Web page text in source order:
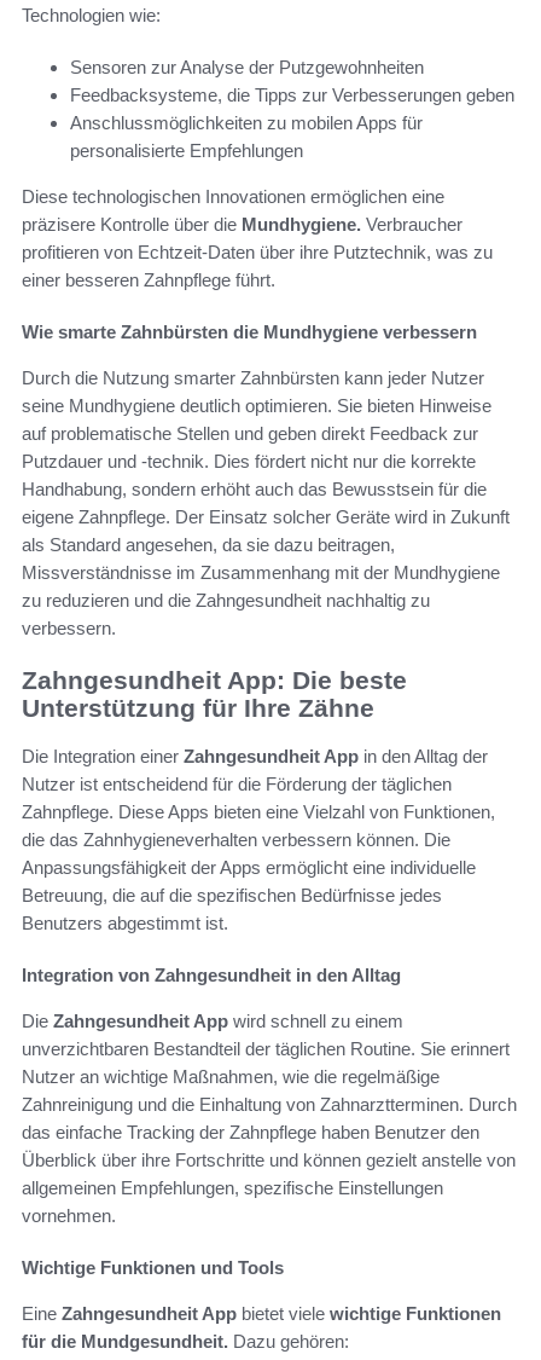
Technologien wie:
Sensoren zur Analyse der Putzgewohnheiten
Feedbacksysteme, die Tipps zur Verbesserungen geben
Anschlussmöglichkeiten zu mobilen Apps für
personalisierte Empfehlungen
Diese technologischen Innovationen ermöglichen eine
präzisere Kontrolle über die Mundhygiene. Verbraucher
profitieren von Echtzeit-Daten über ihre Putztechnik, was zu
einer besseren Zahnpflege führt.
Wie smarte Zahnbürsten die Mundhygiene verbessern
Durch die Nutzung smarter Zahnbürsten kann jeder Nutzer
seine Mundhygiene deutlich optimieren. Sie bieten Hinweise
auf problematische Stellen und geben direkt Feedback zur
Putzdauer und -technik. Dies fördert nicht nur die korrekte
Handhabung, sondern erhöht auch das Bewusstsein für die
eigene Zahnpflege. Der Einsatz solcher Geräte wird in Zukunft
als Standard angesehen, da sie dazu beitragen,
Missverständnisse im Zusammenhang mit der Mundhygiene
zu reduzieren und die Zahngesundheit nachhaltig zu
verbessern.
Zahngesundheit App: Die beste
Unterstützung für Ihre Zähne
Die Integration einer Zahngesundheit App in den Alltag der
Nutzer ist entscheidend für die Förderung der täglichen
Zahnpflege. Diese Apps bieten eine Vielzahl von Funktionen,
die das Zahnhygieneverhalten verbessern können. Die
Anpassungsfähigkeit der Apps ermöglicht eine individuelle
Betreuung, die auf die spezifischen Bedürfnisse jedes
Benutzers abgestimmt ist.
Integration von Zahngesundheit in den Alltag
Die Zahngesundheit App wird schnell zu einem
unverzichtbaren Bestandteil der täglichen Routine. Sie erinnert
Nutzer an wichtige Maßnahmen, wie die regelmäßige
Zahnreinigung und die Einhaltung von Zahnarztterminen. Durch
das einfache Tracking der Zahnpflege haben Benutzer den
Überblick über ihre Fortschritte und können gezielt anstelle von
allgemeinen Empfehlungen, spezifische Einstellungen
vornehmen.
Wichtige Funktionen und Tools
Eine Zahngesundheit App bietet viele wichtige Funktionen
für die Mundgesundheit. Dazu gehören: